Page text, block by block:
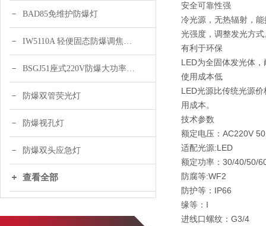
BAD85免维护防爆灯
IW5110A 轻便固态防爆调焦头灯
BSGJ51座式220V防爆大功率声光报警器 绿色 黄色
防爆双管荧光灯
防爆视孔灯
防爆双头应急灯
查看全部
安全可靠性强
冷光源，无热辐射，
光强度，调整发光方式
有利于环保
LED为全固体发光体
使用成本低
LED光源比传统光源
用成本。
技术参数
额定电压：AC220V
适配光源:LED
额定功率：30/40/50/
防腐等:WF2
防护等：IP66
缘等：I
进线口螺纹：G3/4